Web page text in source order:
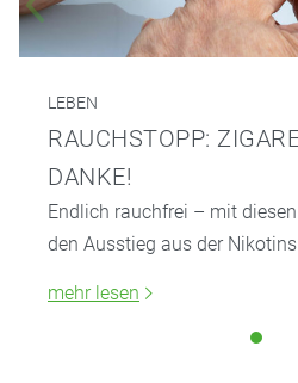
LEBEN
RAUCHSTOPP:
DANKE!
Endlich rauchfrei – mit
den Ausstieg aus der
mehr lesen